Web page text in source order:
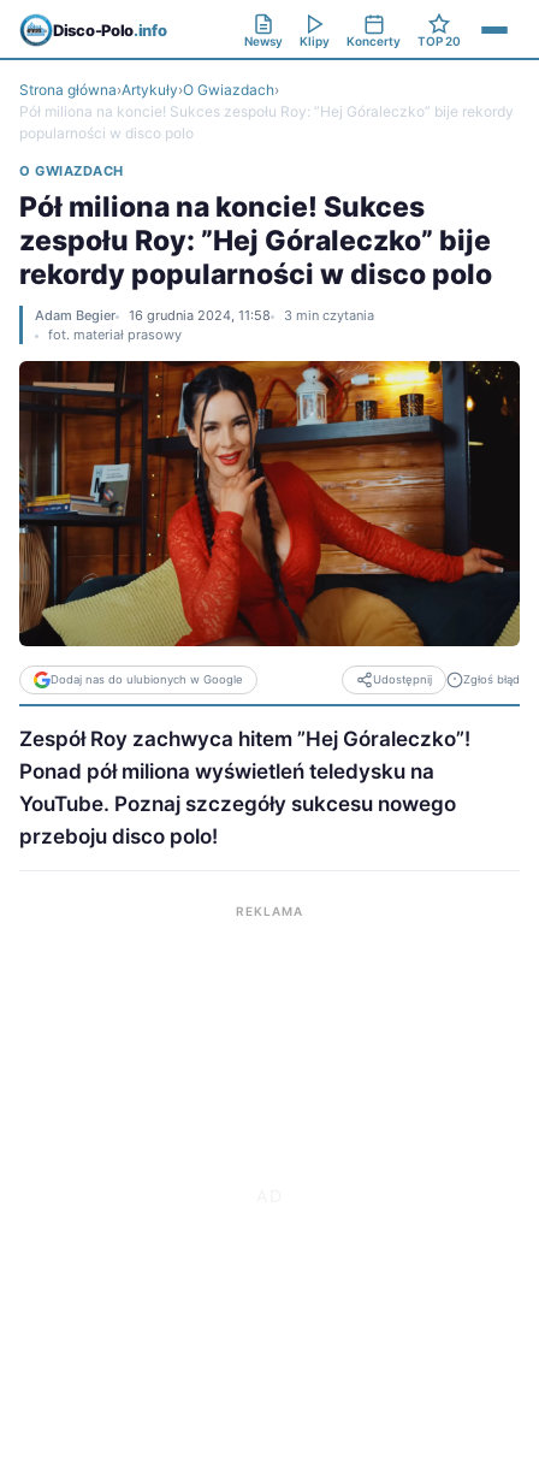
Disco-Polo.info
Newsy Klipy Koncerty TOP 20
Strona główna›Artykuły›O Gwiazdach›
Pół miliona na koncie! Sukces zespołu Roy: ”Hej Góraleczko” bije rekordy
popularności w disco polo
O GWIAZDACH
Pół miliona na koncie! Sukces
zespołu Roy: ”Hej Góraleczko” bije
rekordy popularności w disco polo
Adam Begier 16 grudnia 2024, 11:58
3 min czytania
fot. materiał prasowy
Dodaj nas do ulubionych w Google Udostępnij Zgłoś błąd
Zespół Roy zachwyca hitem ”Hej Góraleczko”!
Ponad pół miliona wyświetleń teledysku na
YouTube. Poznaj szczegóły sukcesu nowego
przeboju disco polo!
REKLAMA